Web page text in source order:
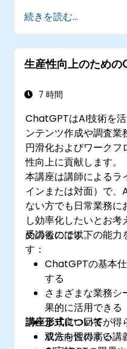
続きを読む...
生産性向上のため
7 時間
ChatGPTはAI技術を
ンテンツ作成や調査
円滑化およびワーク
性向上に貢献します。
本講座は講師によるラ
インまたは対面）で
ない方でも日常業務
し効率化したいとお
めのものです。
受講後には以下の能力
す：
ChatGPTの基本
する
さまざまな業務
果的に活用できる
より良い回答が得
成法を習得する
講座形式について
双方向性の高い講